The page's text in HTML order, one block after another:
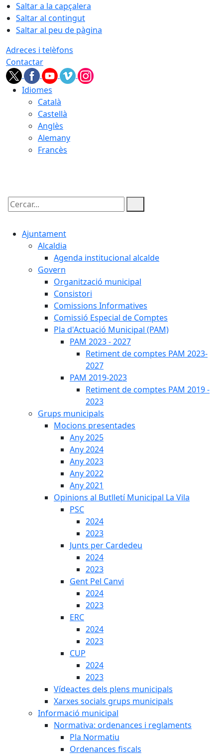
Saltar a la capçalera
Saltar al contingut
Saltar al peu de pàgina
Adreces i telèfons
Contactar
Idiomes
Català
Castellà
Anglès
Alemany
Francès
Cercar:
Ajuntament
Alcaldia
Agenda institucional alcalde
Govern
Organització municipal
Consistori
Comissions Informatives
Comissió Especial de Comptes
Pla d'Actuació Municipal (PAM)
PAM 2023 - 2027
Retiment de comptes PAM 2023-
2027
PAM 2019-2023
Retiment de comptes PAM 2019 -
2023
Grups municipals
Mocions presentades
Any 2025
Any 2024
Any 2023
Any 2022
Any 2021
Opinions al Butlletí Municipal La Vila
PSC
2024
2023
Junts per Cardedeu
2024
2023
Gent Pel Canvi
2024
2023
ERC
2024
2023
CUP
2024
2023
Vídeactes dels plens municipals
Xarxes socials grups municipals
Informació municipal
Normativa: ordenances i reglaments
Pla Normatiu
Ordenances fiscals